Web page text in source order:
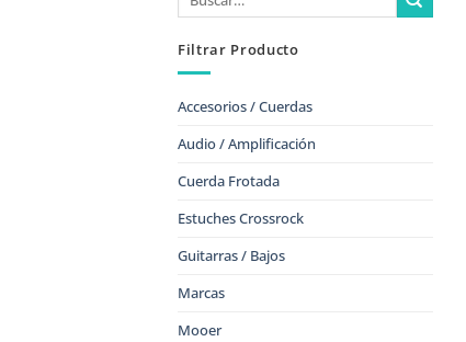
Filtrar Producto
Accesorios / Cuerdas
Audio / Amplificación
Cuerda Frotada
Estuches Crossrock
Guitarras / Bajos
Marcas
Mooer